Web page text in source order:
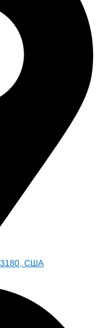
США